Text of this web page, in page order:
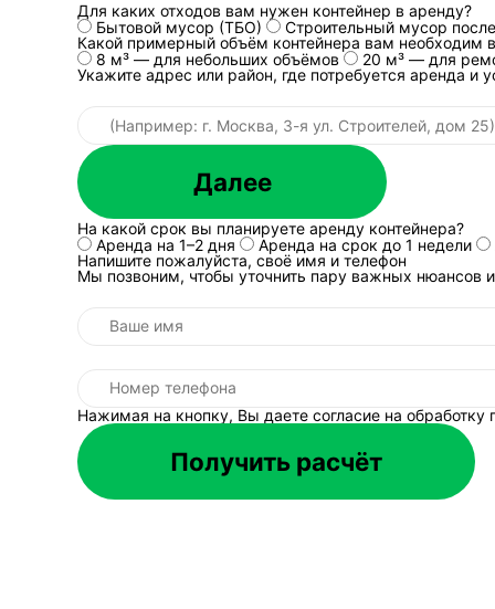
Итоговая предсказуемость
Под капотом:
Аэрозольные
смешанного мусора они
проколы и нагрев.
Факт.Свинцово-кислотные
отдельного сбора;
снижают риск разлива при
массу. Если груз лёгкий и
Факт.Масляная ветошь и
ограничен отвод тепла;
Для каких отходов вам нужен контейнер в аренду?
Бытовой мусор (ТБО)
Строительный мусор
Какой примерный объём контейнера вам необходим
8 м³ — для небольших объёмов
20 м³ — для
Укажите адрес или район, где потребуется аренда и
Далее
На какой срок вы планируете аренду контейнера?
Аренда на 1–2 дня
Аренда на срок до 1 недели
Напишите пожалуйста, своё имя и телефон
Мы позвоним, чтобы уточнить пару важных нюансов и
Нажимая на кнопку, Вы даете согласие на обработку
Получить расчёт